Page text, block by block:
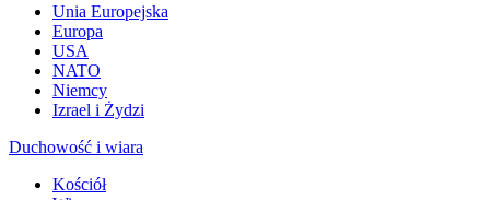
Unia Europejska
Europa
USA
NATO
Niemcy
Izrael i Żydzi
Duchowość i wiara
Kościół